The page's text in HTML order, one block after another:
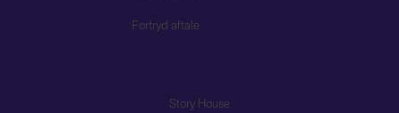
Fortryd aftale
Story House